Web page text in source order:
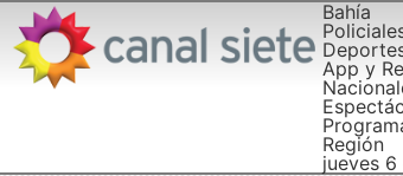
Bahía
App y
Región
jueves